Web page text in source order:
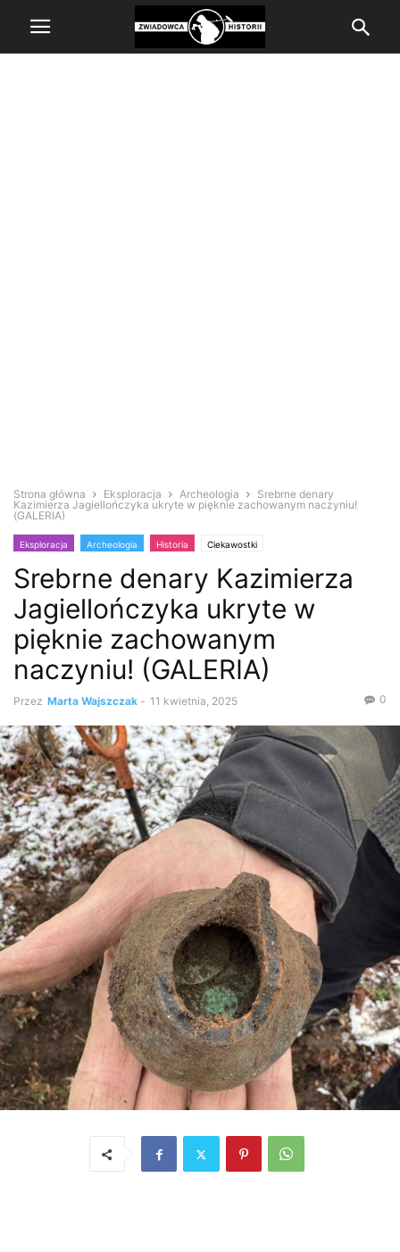
Strona główna Eksploracja Archeologia
Srebrne denary
Kazimierza Jagiellończyka ukryte w pięknie zachowanym naczyniu!
(GALERIA)
Eksploracja Archeologia Historia Ciekawostki
Informacje współczesne Skarby Wykrywacz metali
Srebrne denary Kazimierza
Jagiellończyka ukryte w
pięknie zachowanym
naczyniu! (GALERIA)
Przez Marta Wajszczak - 11 kwietnia, 2025 0